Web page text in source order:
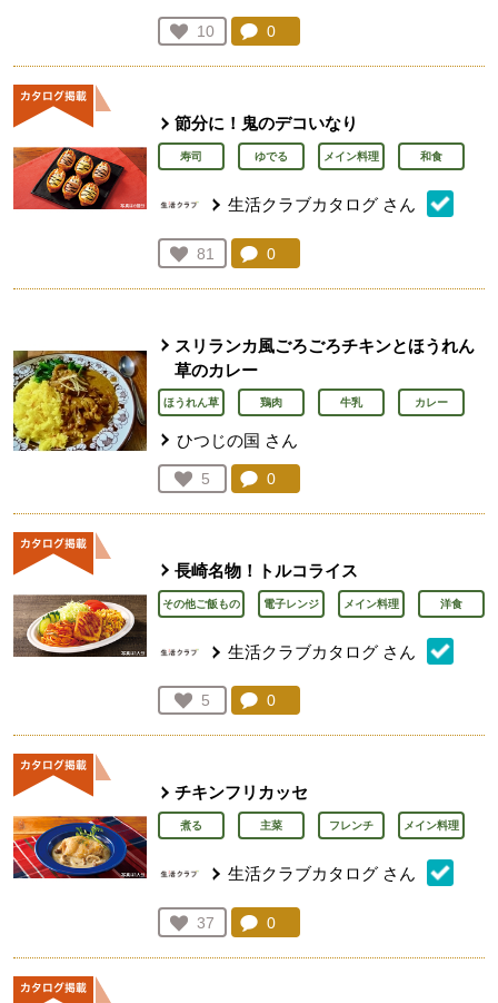
お気に入り登録：
10
人が登録
コメント：
0
節分に！鬼のデコいなり
寿司 ゆでる メイン料理 和食
生活クラブカタログ さん
お気に入り登録：
81
人が登録
コメント：
0
スリランカ風ごろごろチキンとほうれん
草のカレー
ほうれん草 鶏肉 牛乳 カレー
ひつじの国 さん
お気に入り登録：
5
人が登録
コメント：
0
長崎名物！トルコライス
その他ご飯もの 電子レンジ メイン料理 洋食
生活クラブカタログ さん
お気に入り登録：
5
人が登録
コメント：
0
チキンフリカッセ
煮る 主菜 フレンチ メイン料理
生活クラブカタログ さん
お気に入り登録：
37
人が登録
コメント：
0